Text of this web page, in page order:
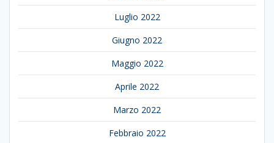
Luglio 2022
Giugno 2022
Maggio 2022
Aprile 2022
Marzo 2022
Febbraio 2022